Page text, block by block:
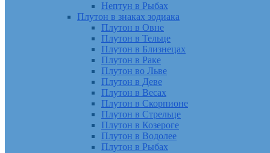
Нептун в Рыбах
Плутон в знаках зодиака
Плутон в Овне
Плутон в Тельце
Плутон в Близнецах
Плутон в Раке
Плутон во Льве
Плутон в Деве
Плутон в Весах
Плутон в Скорпионе
Плутон в Стрельце
Плутон в Козероге
Плутон в Водолее
Плутон в Рыбах